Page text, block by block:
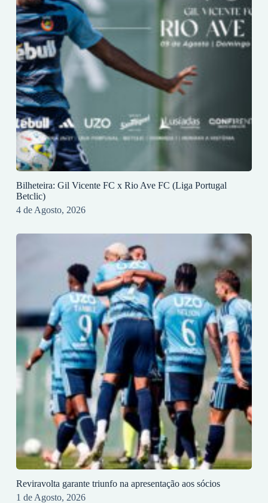
Bilheteira: Gil Vicente FC x Rio Ave FC (Liga Portugal
Betclic)
4 de Agosto, 2026
Reviravolta garante triunfo na apresentação aos sócios
1 de Agosto, 2026